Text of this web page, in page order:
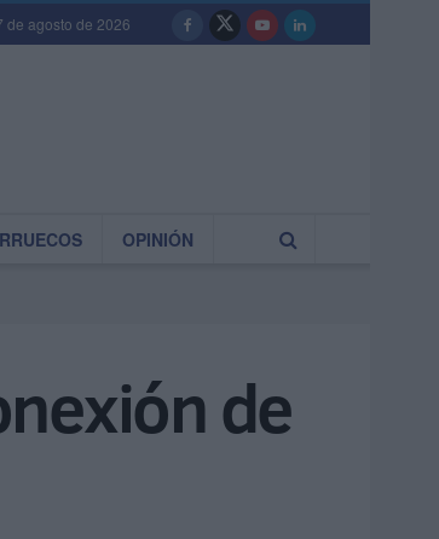
de agosto de 2026
OPINIÓN
de